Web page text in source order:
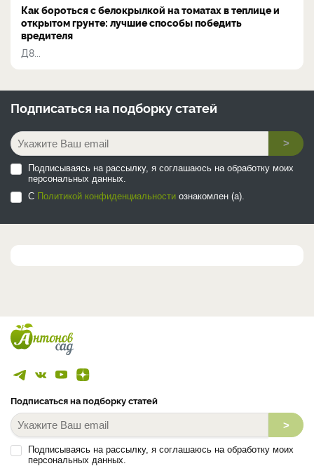
Как бороться с белокрылкой на томатах в теплице и
открытом грунте: лучшие способы победить
вредителя
Д8...
Подписаться на подборку статей
>
Подписываясь на рассылку, я соглашаюсь на обработку моих
персональных данных.
С Политикой конфиденциальности ознакомлен (а).
Подписаться на подборку статей
>
Подписываясь на рассылку, я соглашаюсь на обработку моих
персональных данных.